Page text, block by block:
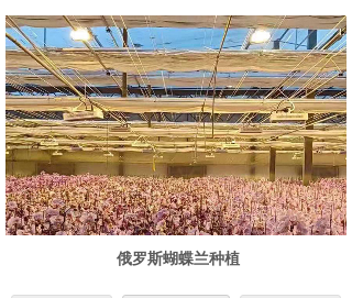
俄罗斯蝴蝶兰种植